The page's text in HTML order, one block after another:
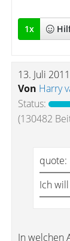
1x
13. Juli
Von Harry
Status:
(130482
quote:
Ich
In welchen